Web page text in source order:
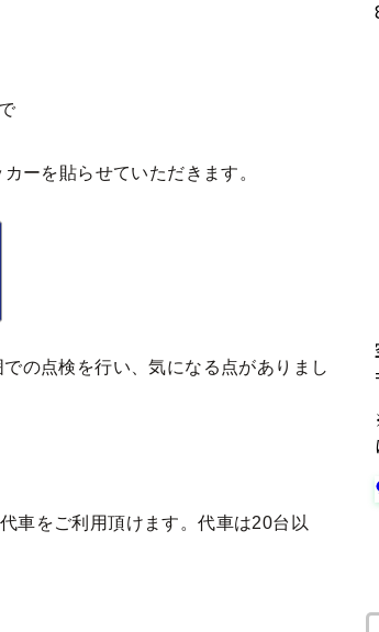
ーを貼らせていただきます。
の点検を行い、気になる点がありまし
車をご利用頂けます。代車は20台以